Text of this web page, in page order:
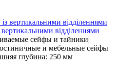
відділеннями
сейфы и тайники|
и мебельные сейфы
глубина: 250 мм